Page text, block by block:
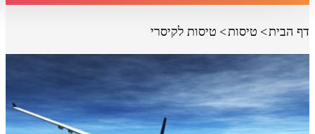
דף הבית טיסות טיסות לקיסרי